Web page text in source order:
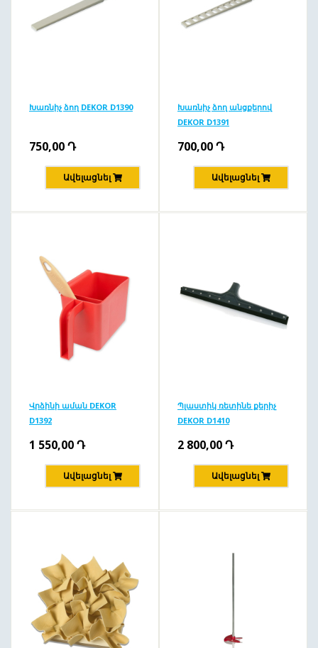
Խառնիչ ձող DEKOR D1390
750,00Դ
Ավելացնել
Խառնիչ ձող անցքերով
DEKOR D1391
700,00Դ
Ավելացնել
Վրձինի աման DEKOR
D1392
1 550,00Դ
Ավելացնել
Պլաստիկ ռետինե քերիչ
DEKOR D1410
2 800,00Դ
Ավելացնել